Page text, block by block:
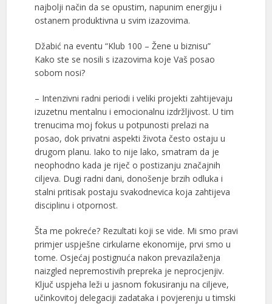
najbolji način da se opustim, napunim energiju i
ostanem produktivna u svim izazovima.
Džabić na eventu “Klub 100 – Žene u biznisu”
Kako ste se nosili s izazovima koje Vaš posao
sobom nosi?
– Intenzivni radni periodi i veliki projekti zahtijevaju
izuzetnu mentalnu i emocionalnu izdržljivost. U tim
trenucima moj fokus u potpunosti prelazi na
posao, dok privatni aspekti života često ostaju u
drugom planu. Iako to nije lako, smatram da je
neophodno kada je riječ o postizanju značajnih
ciljeva. Dugi radni dani, donošenje brzih odluka i
stalni pritisak postaju svakodnevica koja zahtijeva
disciplinu i otpornost.
Šta me pokreće? Rezultati koji se vide. Mi smo pravi
primjer uspješne cirkularne ekonomije, prvi smo u
tome. Osjećaj postignuća nakon prevazilaženja
naizgled nepremostivih prepreka je neprocjenjiv.
Ključ uspjeha leži u jasnom fokusiranju na ciljeve,
učinkovitoj delegaciji zadataka i povjerenju u timski